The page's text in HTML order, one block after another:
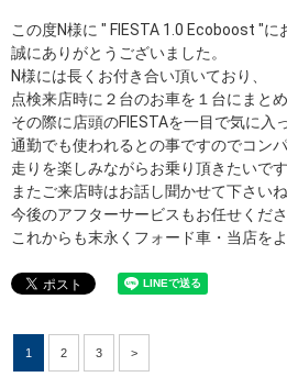
この度N様に " FIESTA 1.0 Ecoboost ″
誠にありがとうございました。
N様には長くお付き合い頂いており、
点検来店時に２台のお車を１台にまと
その際に店頭のFIESTAを一目で気に入
通勤でも使われるとの事ですのでコン
走りを楽しみながらお乗り頂きたいです
またご来店時はお話し聞かせて下さいね
今後のアフターサービスもお任せくだ
これからも末永くフォード車・当店を
1 2 3 >